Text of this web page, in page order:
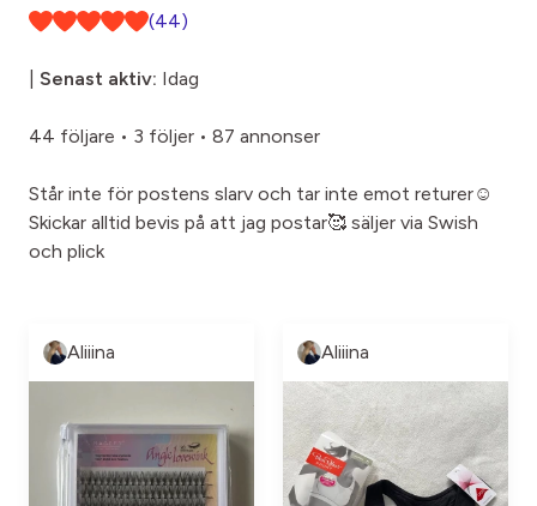
(44)
Senast aktiv: Idag
44 följare • 3 följer • 87 annonser
Står inte för postens slarv och tar inte emot returer☺️
Skickar alltid bevis på att jag postar🥰 säljer via Swish
och plick
Aliiina Aliiina